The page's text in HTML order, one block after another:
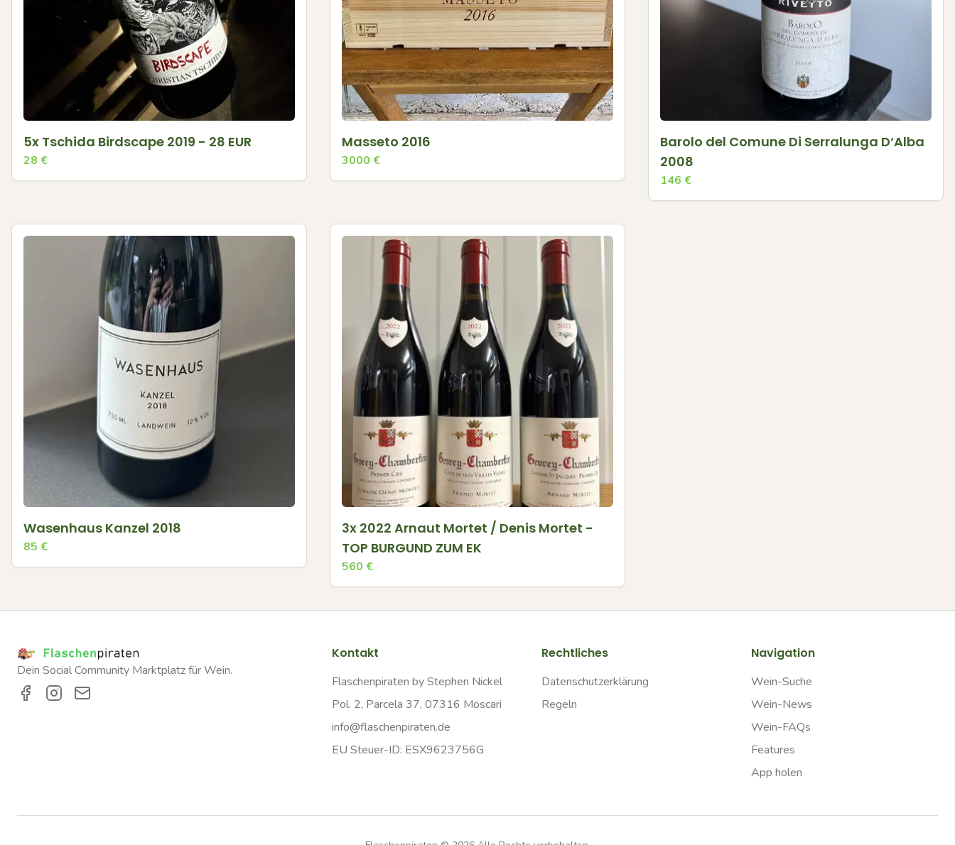
5x Tschida Birdscape 2019 - 28 EUR
28 €
Masseto 2016
3000 €
Barolo del Comune Di Serralunga D‘Alba
2008
146 €
Wasenhaus Kanzel 2018
85 €
3x 2022 Arnaut Mortet / Denis Mortet -
TOP BURGUND ZUM EK
560 €
Dein Social Community Marktplatz für Wein.
Kontakt
Flaschenpiraten by Stephen Nickel
Pol. 2, Parcela 37, 07316 Moscari
info@flaschenpiraten.de
EU Steuer-ID: ESX9623756G
Rechtliches
Datenschutzerklärung
Regeln
Navigation
Wein-Suche
Wein-News
Wein-FAQs
Features
App holen